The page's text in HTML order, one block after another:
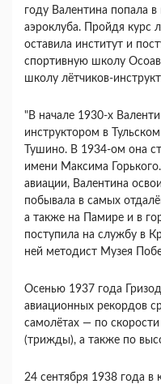
году Валентина попала
аэроклуба. Пройдя курс
оставила институт и
спортивную школу
школу лётчиков-
"В начале 1930-х
инструктором в
Тушино. В 1934-ом она
имени Максима
авиации, Валентина
побывала в самых
а также на Памире и в
поступила на службу в
ней методист Музея
Осенью 1937 года
авиационных рекордов
самолётах — по
(трижды), а также по
24 сентября 1938 года в